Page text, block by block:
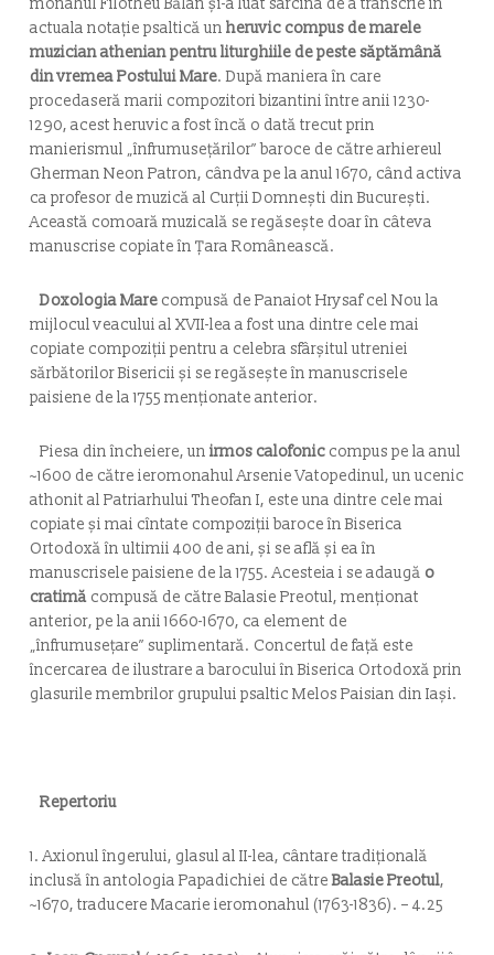
monahul Filotheu Bălan şi-a luat sarcina de a transcrie în
actuala notaţie psaltică un heruvic compus de marele
muzician athenian pentru liturghiile de peste săptămână
din vremea Postului Mare. După maniera în care
procedaseră marii compozitori bizantini între anii 1230-
1290, acest heruvic a fost încă o dată trecut prin
manierismul „înfrumuseţărilor” baroce de către arhiereul
Gherman Neon Patron, cândva pe la anul 1670, când activa
ca profesor de muzică al Curţii Domneşti din Bucureşti.
Această comoară muzicală se regăseşte doar în câteva
manuscrise copiate în Ţara Românească.
Doxologia Marecompusă de Panaiot Hrysaf cel Nou la
mijlocul veacului al XVII-lea a fost una dintre cele mai
copiate compoziţii pentru a celebra sfârşitul utreniei
sărbătorilor Bisericii şi se regăseşte în manuscrisele
paisiene de la 1755 menţionate anterior.
Piesa din încheiere, un irmos calofoniccompus pe la anul
~1600 de către ieromonahul Arsenie Vatopedinul, un ucenic
athonit al Patriarhului Theofan I, este una dintre cele mai
copiate şi mai cîntate compoziţii baroce în Biserica
Ortodoxă în ultimii 400 de ani, şi se află şi ea în
manuscrisele paisiene de la 1755. Acesteia i se adaugă o
cratimăcompusă de către Balasie Preotul, menţionat
anterior, pe la anii 1660-1670, ca element de
„înfrumuseţare” suplimentară. Concertul de faţă este
încercarea de ilustrare a barocului în Biserica Ortodoxă prin
glasurile membrilor grupului psaltic Melos Paisian din Iaşi.
Repertoriu
1.Axionul îngerului, glasul al II-lea, cântare tradiţională
inclusă în antologia Papadichiei de cătreBalasie Preotul,
~1670, traducere Macarie ieromonahul (1763-1836). – 4.25